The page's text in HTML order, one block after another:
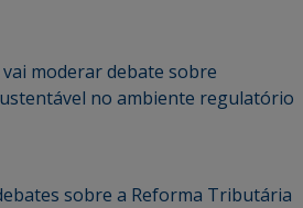
moderar debate sobre
no ambiente regulatório
sobre a Reforma Tributária